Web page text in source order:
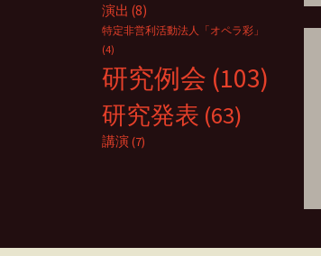
演出 (8)
特定非営利活動法人「オペラ彩」
(4)
研究例会 (103)
研究発表 (63)
講演(7)